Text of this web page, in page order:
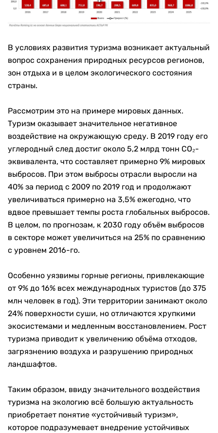
В условиях развития туризма возникает актуальный
вопрос сохранения природных ресурсов регионов,
зон отдыха и в целом экологического состояния
страны.
Рассмотрим это на примере мировых данных.
Туризм оказывает значительное негативное
воздействие на окружающую среду. В 2019 году его
углеродный след достиг около 5,2 млрд тонн CO₂-
эквивалента, что составляет примерно 9% мировых
выбросов. При этом выбросы отрасли выросли на
40% за период с 2009 по 2019 год и продолжают
увеличиваться примерно на 3,5% ежегодно, что
вдвое превышает темпы роста глобальных выбросов.
В целом, по прогнозам, к 2030 году объём выбросов
в секторе может увеличиться на 25% по сравнению
с уровнем 2016-го.
Особенно уязвимы горные регионы, привлекающие
от 9% до 16% всех международных туристов (до 375
млн человек в год). Эти территории занимают около
24% поверхности суши, но отличаются хрупкими
экосистемами и медленным восстановлением. Рост
туризма приводит к увеличению объёма отходов,
загрязнению воздуха и разрушению природных
ландшафтов.
Таким образом, ввиду значительного воздействия
туризма на экологию всё большую актуальность
приобретает понятие «устойчивый туризм»,
которое подразумевает внедрение устойчивых